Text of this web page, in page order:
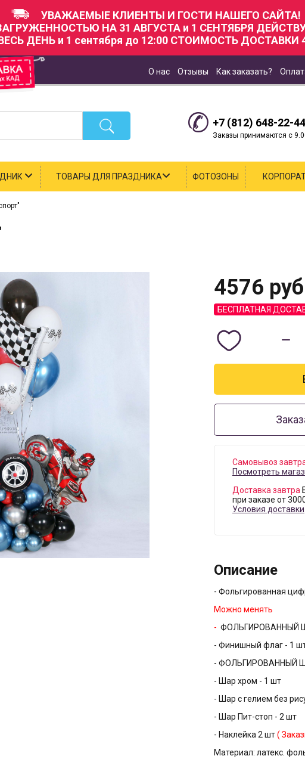
УВАЖАЕМЫЕ КЛИЕНТЫ И ГОСТИ НАШЕГО САЙТА!
НА 31 АВГУСТА и 1 СЕНТЯБРЯ
ВЕСЬ ДЕНЬ и 1 сентября до 12:00 СТОИМОСТЬ ДОСТАВКИ
О нас Отзывы Как заказать?
+7 (812) 648-22-44
Заказы принимаются с
ТОВАРЫ ДЛЯ ПРАЗДНИКА ФОТОЗОНЫ
4576
БЕСПЛАТНАЯ
Самовывоз
Посмотреть
Доставка завтра
при заказе от
Условия доставки
Описание
- Фольгированная
Можно менять
- ФОЛЬГИРОВАННЫЙ
- Финишный флаг - 1
- ФОЛЬГИРОВАННЫЙ
- Шар хром - 1 шт
- Шар с гелием без
- Шар Пит-стоп - 2 шт
- Наклейка 2 шт(
Материал: латекс.